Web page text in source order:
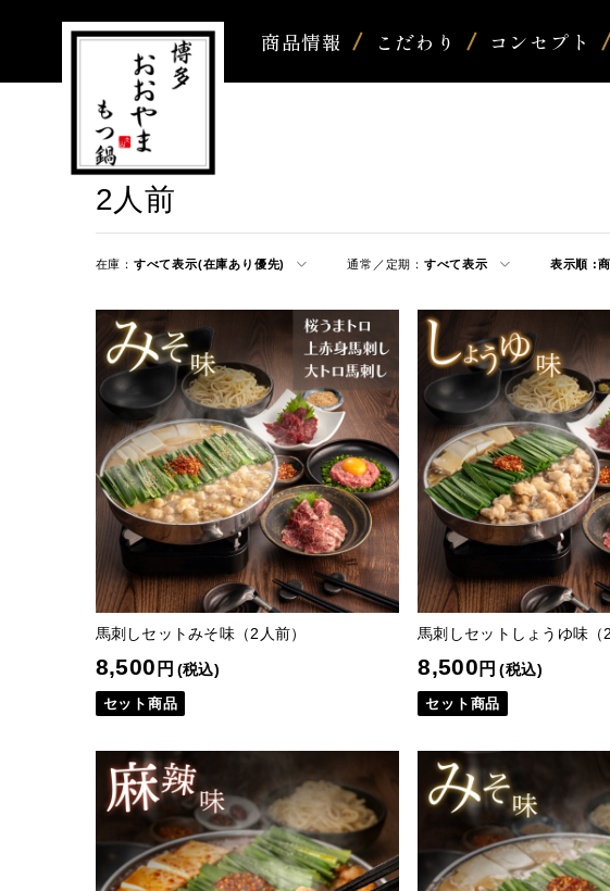
商品情報 こだわり コンセプト
2人前
在庫： すべて表示(在庫あり優先) 通常／定期： すべて表示 表示順 :
馬刺しセットみそ味（2人前）
8,500 円 (税込)
セット商品
馬刺しセットしょうゆ味（2
8,500 円 (税込)
セット商品